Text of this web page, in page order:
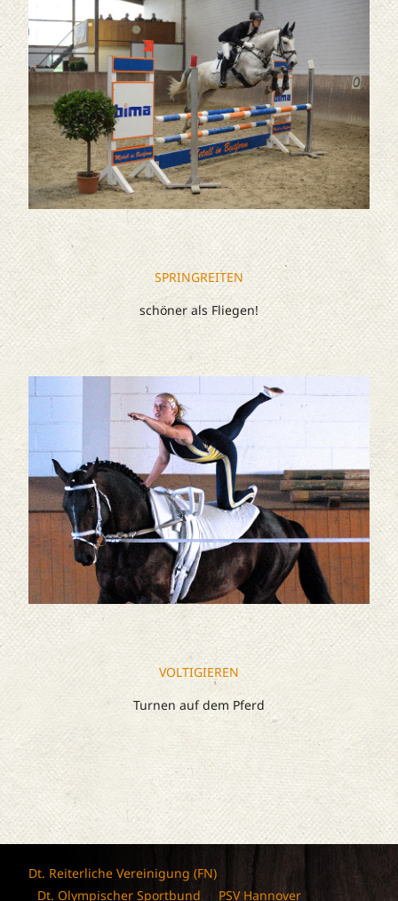
SPRINGREITEN
schöner als Fliegen!
VOLTIGIEREN
Turnen auf dem Pferd
Dt. Reiterliche Vereinigung (FN)
Dt. Olympischer Sportbund
PSV Hannover